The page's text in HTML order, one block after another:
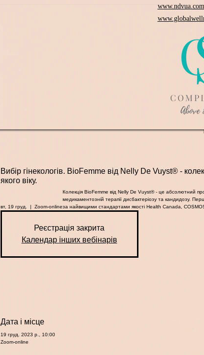
www.ndvua.com
Вибір гінекологів. BioFemme від Nelly De Vuyst® -
якого віку.
вт, 19 груд. Zoom-online
Колекція BioFemme від Nelly De Vuyst® - це абсолютний
медикаментозній терапії дисбактеріозу та кандидозу.
за найвищими стандартами якості Health Canada,
Реєстрація закрита
Календар інших вебінарів
Дата і місце
19 груд. 2023 р., 10:00
Zoom-online